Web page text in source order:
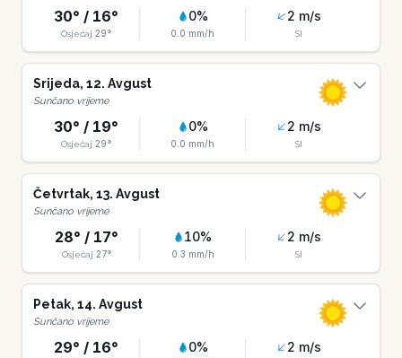
30° / 16°
Osjećaj 29°
0%
0.0 mm/h
2 m/s
SI
Srijeda, 12. Avgust
Sunčano vrijeme
30° / 19°
Osjećaj 29°
0%
0.0 mm/h
2 m/s
SI
Četvrtak, 13. Avgust
Sunčano vrijeme
28° / 17°
Osjećaj 27°
10%
0.3 mm/h
2 m/s
SI
Petak, 14. Avgust
Sunčano vrijeme
29° / 16° 0% 2 m/s